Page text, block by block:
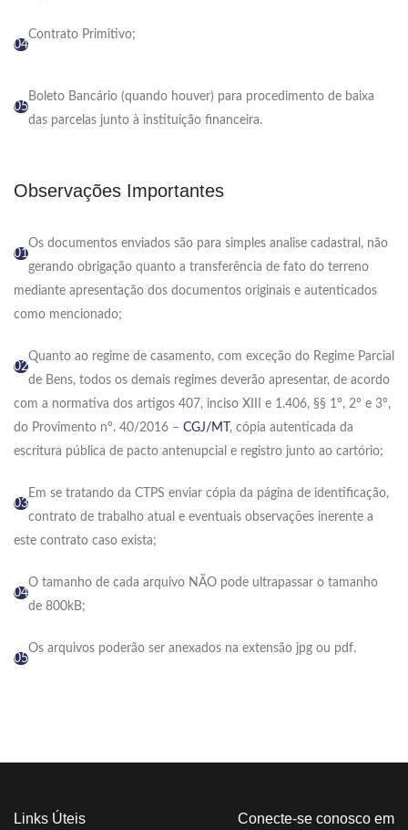
04
Contrato Primitivo;
05
Boleto Bancário (quando houver) para procedimento de baixa
das parcelas junto à instituição financeira.
Observações Importantes
01
Os documentos enviados são para simples analise cadastral, não
gerando obrigação quanto a transferência de fato do terreno
mediante apresentação dos documentos originais e autenticados
como mencionado;
02
Quanto ao regime de casamento, com exceção do Regime Parcial
de Bens, todos os demais regimes deverão apresentar, de acordo
com a normativa dos artigos 407, inciso XIII e 1.406, §§ 1º, 2º e 3º,
do Provimento nº. 40/2016 – CGJ/MT , cópia autenticada da
escritura pública de pacto antenupcial e registro junto ao cartório;
03
Em se tratando da CTPS enviar cópia da página de identificação,
contrato de trabalho atual e eventuais observações inerente a
este contrato caso exista;
04
O tamanho de cada arquivo NÃO pode ultrapassar o tamanho
de 800kB;
05
Os arquivos poderão ser anexados na extensão jpg ou pdf.
Links Úteis Conecte-se conosco em